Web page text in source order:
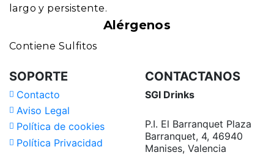
largo y persistente.
Alérgenos
Contiene Sulfitos
SOPORTE
Contacto
Aviso Legal
Política de cookies
Política Privacidad
CONTACTANOS
SGI Drinks
P.I. El Barranquet Plaza
Barranquet, 4, 46940
Manises, Valencia